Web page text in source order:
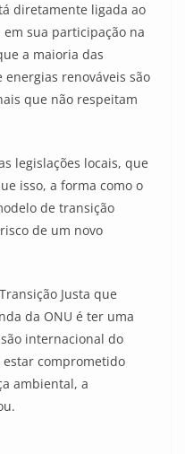
diretamente ligada ao
sua participação na
a maioria das
renováveis são
que não respeitam
legislações locais, que
isso, a forma como o
de transição
de um novo
Justa que
da ONU é ter uma
internacional do
estar comprometido
ambiental, a